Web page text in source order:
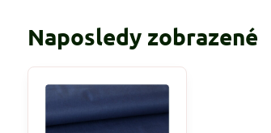
Naposledy zobrazené